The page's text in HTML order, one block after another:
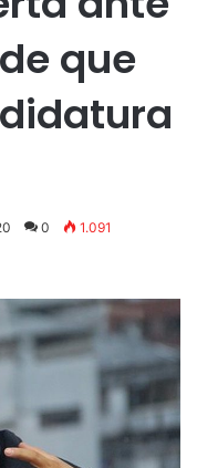
que
0 1.091